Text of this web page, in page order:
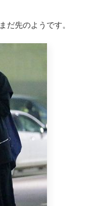
だ先のようです。